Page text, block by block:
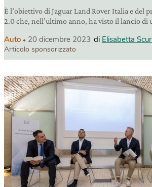
È l’obiettivo di Jaguar Land Rover Italia e del
2.0 che, nell’ultimo anno, ha visto il lancio di
Auto 20 dicembre 2023 di Elisabetta
Articolo sponsorizzato